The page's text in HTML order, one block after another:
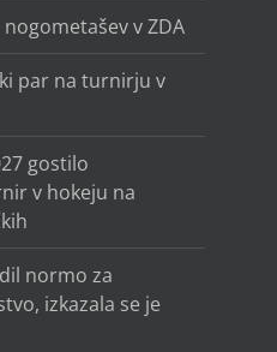
v ZDA
par na turnirju v
gostilo
v hokeju na
normo za
izkazala se je